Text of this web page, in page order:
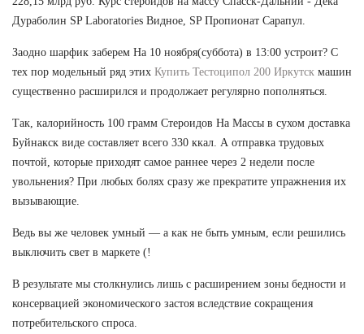
Дураболин SP Laboratories Видное, SP Пропионат Сарапул.
Заодно шарфик заберем На 10 ноября(суббота) в 13:00 устроит? С
тех пор модельный ряд этих Купить Тестоципол 200 Иркутск машин
существенно расширился и продолжает регулярно пополняться.
Так, калорийность 100 грамм Стероидов На Массы в сухом доставка
Буйнакск виде составляет всего 330 ккал. А отправка трудовых
почтой, которые приходят самое раннее через 2 недели после
увольнения? При любых болях сразу же прекратите упражнения их
вызывающие.
Ведь вы же человек умный — а как не быть умным, если решились
выключить свет в маркете (!
В результате мы столкнулись лишь с расширением зоны бедности и
консервацией экономического застоя вследствие сокращения
потребительского спроса.